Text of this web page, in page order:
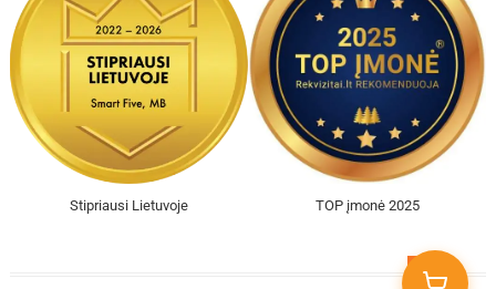
Stipriausi Lietuvoje TOP įmonė 2025